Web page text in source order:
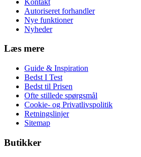
Autoriseret forhandler
Nye funktioner
Nyheder
Læs mere
Guide & Inspiration
Bedst I Test
Bedst til Prisen
Ofte stillede spørgsmål
Cookie- og Privatlivspolitik
Retningslinjer
Sitemap
Butikker